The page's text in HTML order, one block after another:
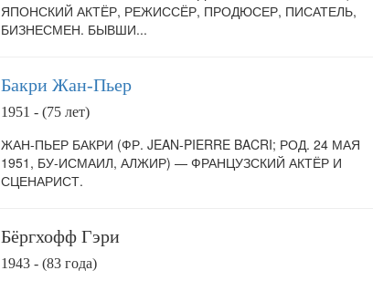
ЯПОНСКИЙ АКТЁР, РЕЖИССЁР, ПРОДЮСЕР, ПИСАТЕЛЬ,
БИЗНЕСМЕН. БЫВШИ...
Бакри Жан-Пьер
1951 - (75 лет)
ЖАН-ПЬЕР БАКРИ (ФР. JEAN-PIERRE BACRI; РОД. 24 МАЯ
1951, БУ-ИСМАИЛ, АЛЖИР) — ФРАНЦУЗСКИЙ АКТЁР И
СЦЕНАРИСТ.
Бёргхофф Гэри
1943 - (83 года)